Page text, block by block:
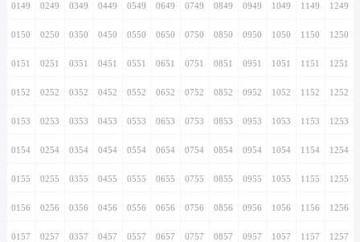
0149 0249 0349 0449 0549 0649 0749 0849 0949 1049 1149 1249
0150 0250 0350 0450 0550 0650 0750 0850 0950 1050 1150 1250
0151 0251 0351 0451 0551 0651 0751 0851 0951 1051 1151 1251
0152 0252 0352 0452 0552 0652 0752 0852 0952 1052 1152 1252
0153 0253 0353 0453 0553 0653 0753 0853 0953 1053 1153 1253
0154 0254 0354 0454 0554 0654 0754 0854 0954 1054 1154 1254
0155 0255 0355 0455 0555 0655 0755 0855 0955 1055 1155 1255
0156 0256 0356 0456 0556 0656 0756 0856 0956 1056 1156 1256
0157 0257 0357 0457 0557 0657 0757 0857 0957 1057 1157 1257